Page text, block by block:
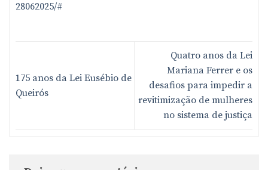
28062025/#
175 anos da Lei Eusébio de
Queirós
Quatro anos da Lei
Mariana Ferrer e os
desafios para impedir a
revitimização de mulheres
no sistema de justiça